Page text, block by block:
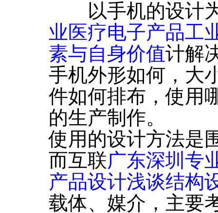
以手机的设计
业医疗电子产品工
素与自身价值计解
手机外形如何，大
件如何排布，使用
的生产制作。
使用的设计方法是
而互联广东深圳专
产品设计浅谈结构
载体、媒介，主要